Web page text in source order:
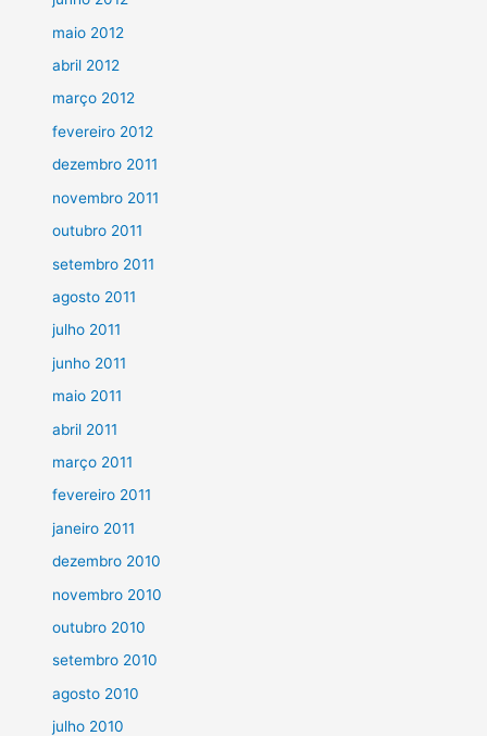
maio 2012
abril 2012
março 2012
fevereiro 2012
dezembro 2011
novembro 2011
outubro 2011
setembro 2011
agosto 2011
julho 2011
junho 2011
maio 2011
abril 2011
março 2011
fevereiro 2011
janeiro 2011
dezembro 2010
novembro 2010
outubro 2010
setembro 2010
agosto 2010
julho 2010